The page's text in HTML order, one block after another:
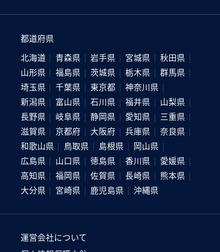
都道府県
北海道
青森県 岩手県 宮城県
秋田県
山形県
福島県 茨城県 栃木県
群馬県
埼玉県
千葉県 東京都
神奈川県
新潟県
富山県 石川県 福井県
山梨県
長野県
岐阜県 静岡県 愛知県
三重県
滋賀県
京都府 大阪府 兵庫県
奈良県
和歌山県
鳥取県 島根県
岡山県
広島県
山口県 徳島県 香川県
愛媛県
高知県
福岡県 佐賀県 長崎県
熊本県
大分県
宮崎県 鹿児島県 沖縄県
運営会社について